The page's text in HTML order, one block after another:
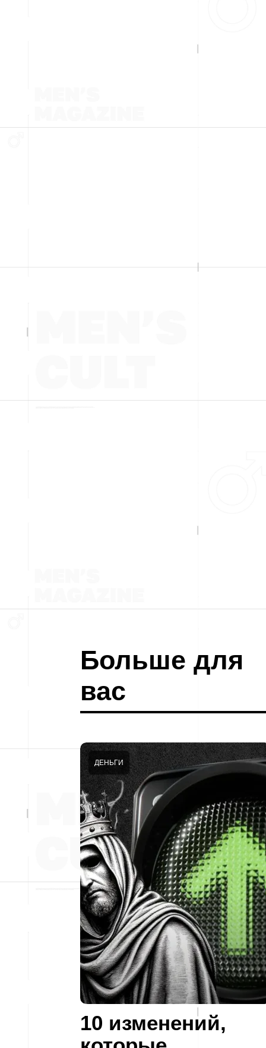
Больше для
вас
10 изменений,
ДЕНЬГИ